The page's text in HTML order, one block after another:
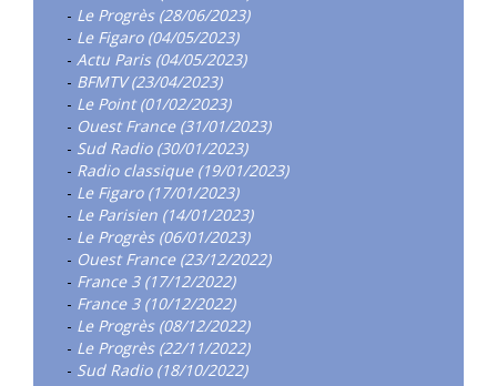
- Le Progrès (28/06/2023)
- Le Figaro (04/05/2023)
- Actu Paris (04/05/2023)
- BFMTV (23/04/2023)
- Le Point (01/02/2023)
- Ouest France (31/01/2023)
- Sud Radio (30/01/2023)
- Radio classique (19/01/2023)
- Le Figaro (17/01/2023)
- Le Parisien (14/01/2023)
- Le Progrès (06/01/2023)
- Ouest France (23/12/2022)
- France 3 (17/12/2022)
- France 3 (10/12/2022)
- Le Progrès (08/12/2022)
- Le Progrès (22/11/2022)
- Sud Radio (18/10/2022)